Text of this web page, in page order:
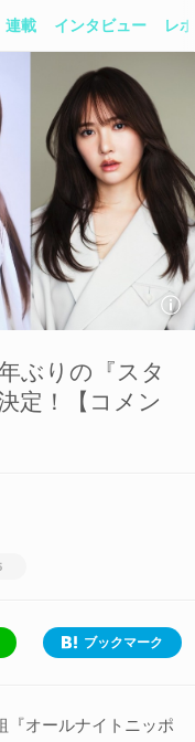
連載 インタビュー レ
ぶりの『スタ
定！【コメン
ブックマーク
『オールナイトニッポ